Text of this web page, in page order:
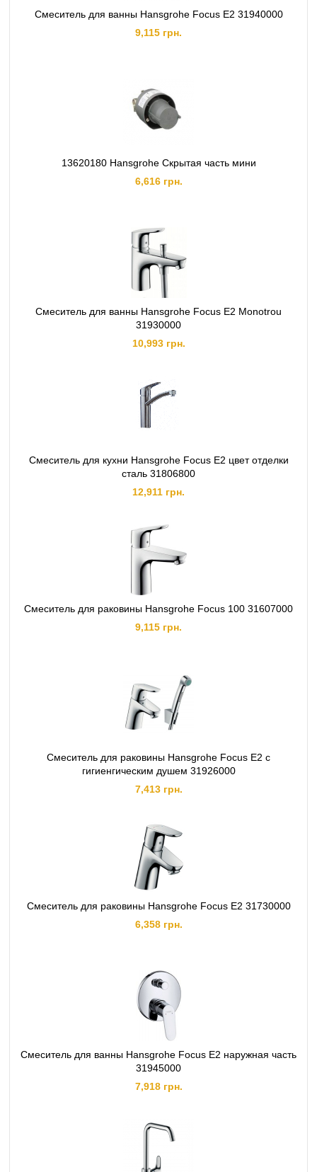
Смеситель для ванны Hansgrohe Focus E2 31940000
9,115 грн.
13620180 Hansgrohe Скрытая часть мини
6,616 грн.
Смеситель для ванны Hansgrohe Focus E2 Monotrou
31930000
10,993 грн.
Смеситель для кухни Hansgrohe Focus E2 цвет отделки
сталь 31806800
12,911 грн.
Смеситель для раковины Hansgrohe Focus 100 31607000
9,115 грн.
Смеситель для раковины Hansgrohe Focus E2 с
гигиенгическим душем 31926000
7,413 грн.
Смеситель для раковины Hansgrohe Focus E2 31730000
6,358 грн.
Смеситель для ванны Hansgrohe Focus E2 наружная часть
31945000
7,918 грн.